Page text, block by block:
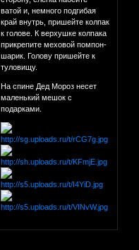
ватой и, немного подгибая
край внутрь, пришейте колпак
к голове. К верхушке колпака
прикрепите меховой помпон-
шарик. Голову пришейте к
туловищу.
На спине Дед Мороз несет
маленький мешок с
подарками.